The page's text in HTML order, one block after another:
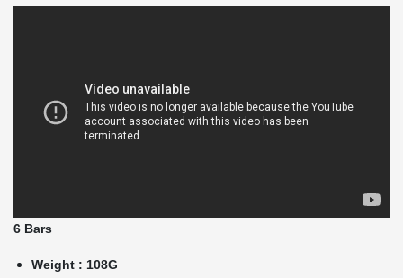
6 Bars
Weight : 108G